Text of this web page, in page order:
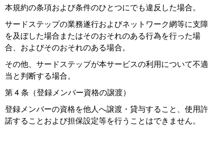
本規約の条項および条件のひとつにでも違反した場合。
サードステップの業務遂行およびネットワーク網等に支障
を及ぼした場合またはそのおそれのある行為を行った場
合、およびそのおそれのある場合。
その他、サードステップが本サービスの利用について不適
当と判断する場合。
第 4 条（登録メンバー資格の譲渡）
登録メンバーの資格を他人へ譲渡・貸与すること、使用許
諾することおよび担保設定等を行うことはできません。